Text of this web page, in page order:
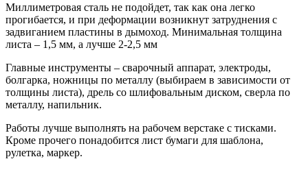
Миллиметровая сталь не подойдет, так как она легко
прогибается, и при деформации возникнут затруднения с
задвиганием пластины в дымоход. Минимальная толщина
листа – 1,5 мм, а лучше 2-2,5 мм
Главные инструменты – сварочный аппарат, электроды,
болгарка, ножницы по металлу (выбираем в зависимости от
толщины листа), дрель со шлифовальным диском, сверла по
металлу, напильник.
Работы лучше выполнять на рабочем верстаке с тисками.
Кроме прочего понадобится лист бумаги для шаблона,
рулетка, маркер.